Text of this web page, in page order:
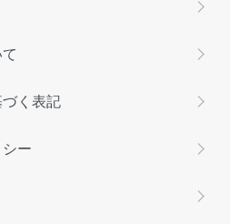
く表記
ー